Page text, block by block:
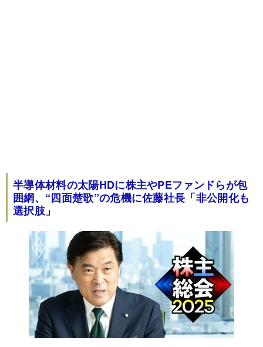
半導体材料の太陽HDに株主やPEファンドらが包
囲網、“四面楚歌”の危機に佐藤社長「非公開化も
選択肢」